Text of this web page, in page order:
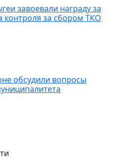
завоевали награду за
контроля за сбором ТКО
обсудили вопросы